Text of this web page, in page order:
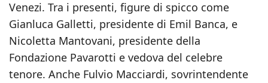
Venezi. Tra i presenti, figure di spicco come
Gianluca Galletti, presidente di Emil Banca, e
Nicoletta Mantovani, presidente della
Fondazione Pavarotti e vedova del celebre
tenore. Anche Fulvio Macciardi, sovrintendente